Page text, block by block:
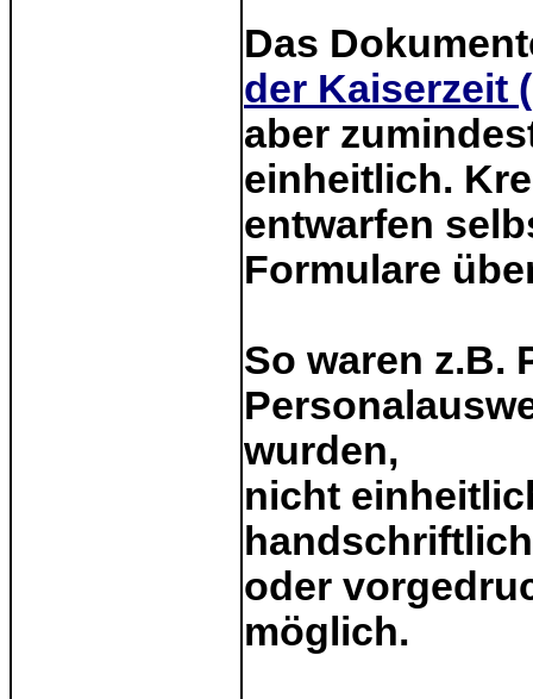
Das
der Kaiserzeit
aber
einheitlich.
entwarfen
Formulare
So waren z.B.
wurden,
nicht
oder
möglich.